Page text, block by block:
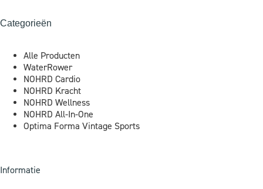
Categorieën
Alle Producten
WaterRower
NOHRD Cardio
NOHRD Kracht
NOHRD Wellness
NOHRD All-In-One
Optima Forma Vintage Sports
Informatie